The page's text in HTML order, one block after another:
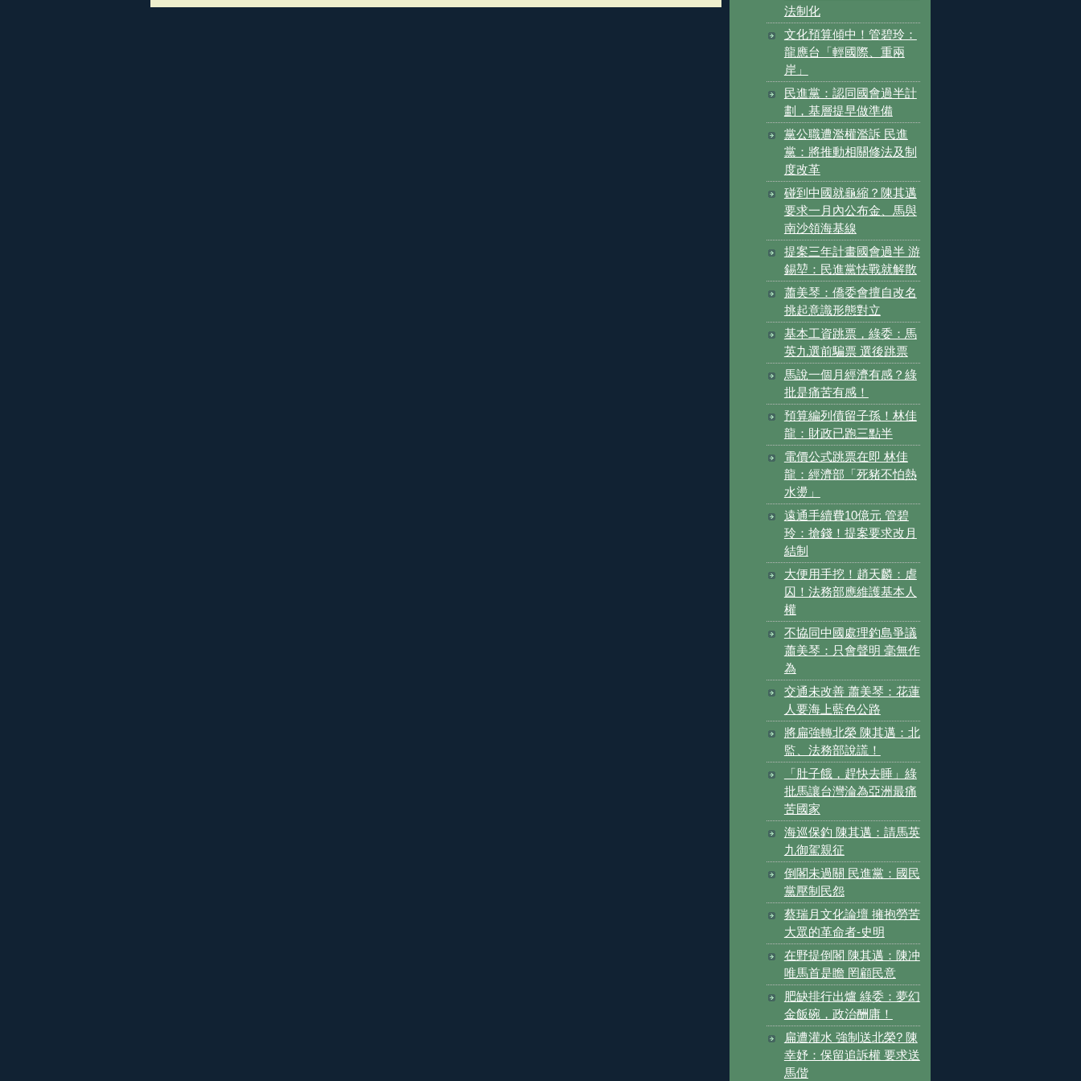
法制化
文化預算傾中！管碧玲：
龍應台「輕國際、重兩
岸」
民進黨：認同國會過半計
劃，基層提早做準備
黨公職遭濫權濫訴 民進
黨：將推動相關修法及制
度改革
碰到中國就龜縮？陳其邁
要求一月內公布金、馬與
南沙領海基線
提案三年計畫國會過半 游
錫堃：民進黨怯戰就解散
蕭美琴：僑委會擅自改名
挑起意識形態對立
基本工資跳票，綠委：馬
英九選前騙票 選後跳票
馬說一個月經濟有感？綠
批是痛苦有感！
預算編列債留子孫！林佳
龍：財政已跑三點半
電價公式跳票在即 林佳
龍：經濟部「死豬不怕熱
水燙」
遠通手續費10億元 管碧
玲：搶錢！提案要求改月
結制
大便用手挖！趙天麟：虐
囚！法務部應維護基本人
權
不協同中國處理釣島爭議
蕭美琴：只會聲明 毫無作
為
交通未改善 蕭美琴：花蓮
人要海上藍色公路
將扁強轉北榮 陳其邁：北
監、法務部說謊！
「肚子餓，趕快去睡」綠
批馬讓台灣淪為亞洲最痛
苦國家
海巡保釣 陳其邁：請馬英
九御駕親征
倒閣未過關 民進黨：國民
黨壓制民怨
蔡瑞月文化論壇 擁抱勞苦
大眾的革命者-史明
在野提倒閣 陳其邁：陳冲
唯馬首是瞻 罔顧民意
肥缺排行出爐 綠委：夢幻
金飯碗，政治酬庸！
扁遭灌水 強制送北榮? 陳
幸妤：保留追訴權 要求送
馬偕